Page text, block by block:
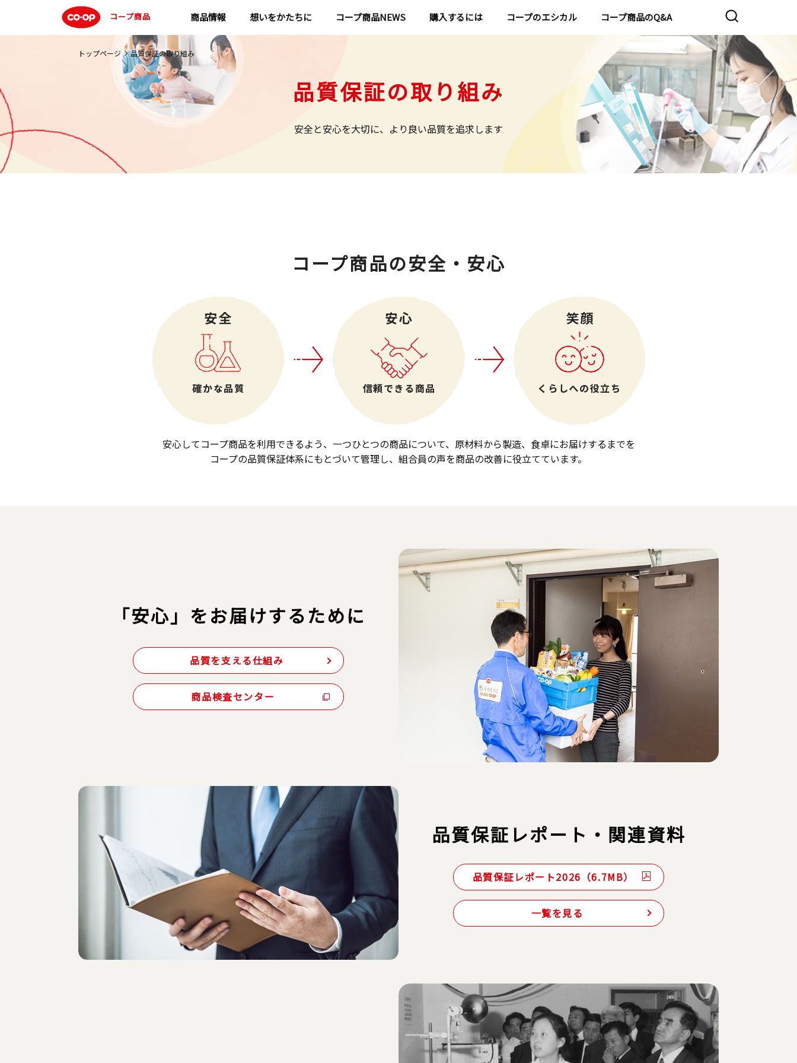
コープ商品 商品情報 想いをかたちに コープ商品NEWS 購入するには コープのエシカル コープ商品のQ&A
トップページ 品質保証の取り組み
品質保証の取り組み
安全と安心を大切に、より良い品質を追求します
コープ商品の安全・安心
安心してコープ商品を利用できるよう、一つひとつの商品について、原材料から製造、食卓にお届けするまでを
コープの品質保証体系にもとづいて管理し、組合員の声を商品の改善に役立てています。
「安心」をお届けするために
品質を支える仕組み
商品検査センター
品質保証レポート・関連資料
品質保証レポート2026（6.7MB）
一覧を見る